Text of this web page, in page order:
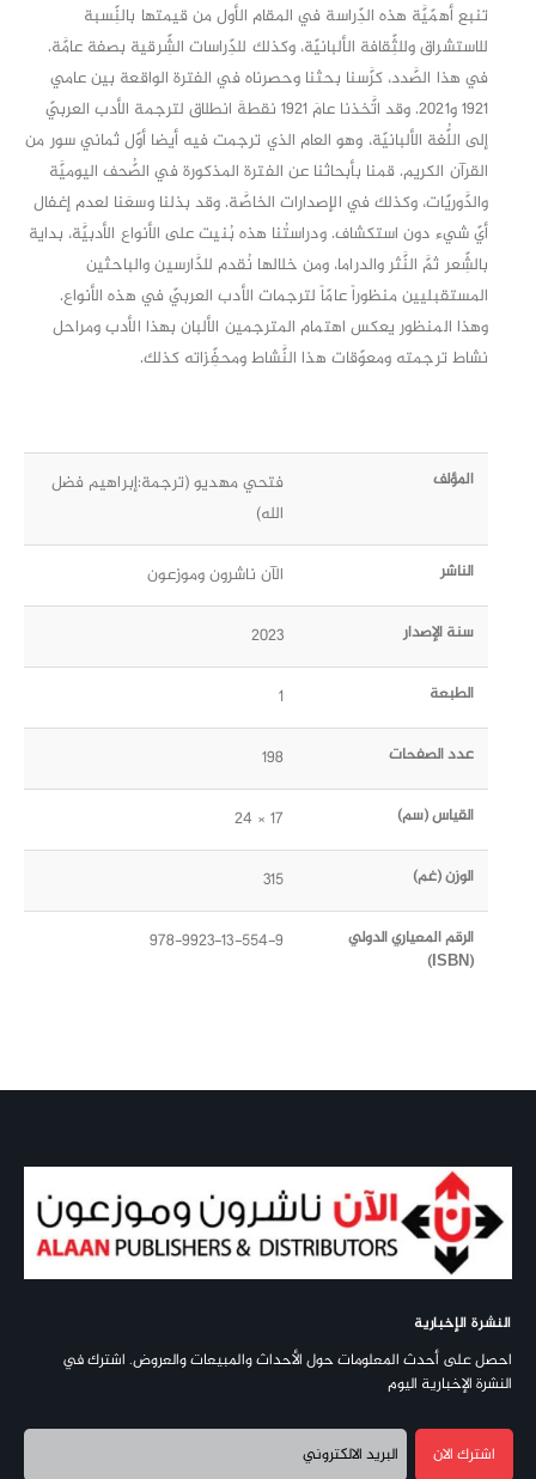
تنبع أهمّيَّة هذه الدِّراسة في المقام الأول من قيمتها بالنِّسبة
للاستشراق وللثِّقافة الألبانيّة، وكذلك للدِّراسات الشِّرقية بصفة عامَّة.
في هذا الصَّدد، كرَّسنا بحثنا وحصرناه في الفترة الواقعة بين عامي
1921 و2021. وقد اتَّخذنا عامَ 1921 نقطةَ انطلاق لترجمة الأدب العربيّ
إلى اللُّغة الألبانيّة، وهو العام الذي ترجمت فيه أيضا أوّل ثماني سور من
القرآن الكريم. قمنا بأبحاثنا عن الفترة المذكورة في الصُّحف اليوميَّة
والدَّوريّات، وكذلك في الإصدارات الخاصَّة. وقد بذلنا وسعَنا لعدم إغفال
أيّ شيء دون استكشاف. ودراستُنا هذه بُنيت على الأنواع الأدبيَّة، بداية
بالشِّعر ثمَّ النَّثر والدراما، ومن خلالها نُقدم للدَّارسين والباحثين
المستقبليين منظوراً عامّاً لترجمات الأدب العربيّ في هذه الأنواع.
وهذا المنظور يعكس اهتمام المترجمين الألبان بهذا الأدب ومراحل
نشاط ترجمته ومعوّقات هذا النَّشاط ومحفِّزاته كذلك.
المؤلف
فتحي مهديو (ترجمة:إبراهيم فضل
الله)
الناشر الآن ناشرون وموزعون
سنة الإصدار 2023
الطبعة 1
عدد الصفحات 198
القياس (سم) 17 × 24
الوزن (غم) 315
الرقم المعياري الدولي
(ISBN)
978-9923-13-554-9
النشرة الإخبارية
احصل على أحدث المعلومات حول الأحداث والمبيعات والعروض. اشترك في
النشرة الإخبارية اليوم